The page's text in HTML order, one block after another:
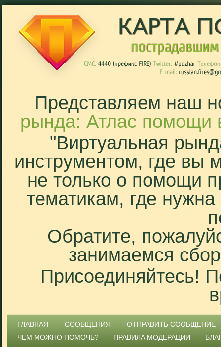
Представляем наш
рында: Атлас помощи
"Виртуальная
инструментом, где вы
не только о помощи
тематикам, где
Обратите,
занимаемся
Присоединяйтесь!
ГЛАВНАЯ СООБЩЕНИЯ
ОТПРАВИТЬ СООБЩЕНИЕ
ЧЕМ МОЖНО ПОМОЧЬ?
ПРАВИЛА МОДЕРАЦИИ